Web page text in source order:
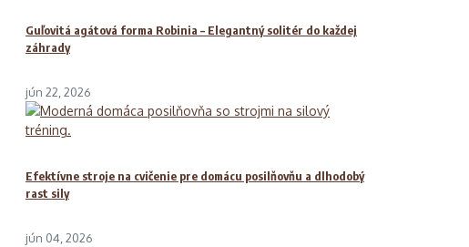
Guľovitá agátová forma Robinia – Elegantný solitér do každej
záhrady
jún 22, 2026
Efektívne stroje na cvičenie pre domácu posilňovňu a dlhodobý
rast sily
jún 04, 2026